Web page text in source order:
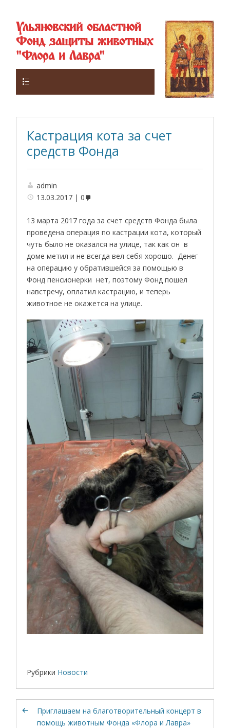
Ульяновский областной
Фонд защиты животных
"Флора и Лавра"
Кастрация кота за счет
средств Фонда
admin
13.03.2017
0
13 марта 2017 года за счет средств Фонда была
проведена операция по кастрации кота, который
чуть было не оказался на улице, так как он в
доме метил и не всегда вел себя хорошо. Денег
на операцию у обратившейся за помощью в
Фонд пенсионерки нет, поэтому Фонд пошел
навстречу, оплатил кастрацию, и теперь
животное не окажется на улице.
Рубрики Новости
Приглашаем на благотворительный концерт в
помощь животным Фонда «Флора и Лавра»